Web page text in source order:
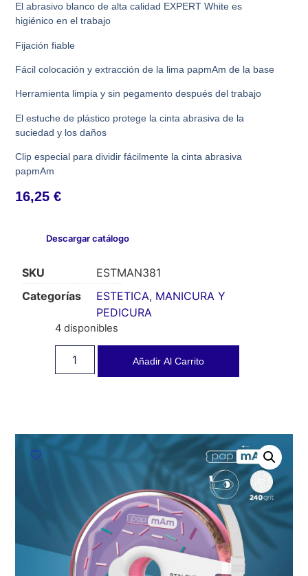
El abrasivo blanco de alta calidad EXPERT White es
higiénico en el trabajo
Fijación fiable
Fácil colocación y extracción de la lima papmAm de la base
Herramienta limpia y sin pegamento después del trabajo
El estuche de plástico protege la cinta abrasiva de la
suciedad y los daños
Clip especial para dividir fácilmente la cinta abrasiva
papmAm
16,25€
Descargar catálogo
SKU
ESTMAN381
Categorías
ESTETICA, MANICURA Y
PEDICURA
4 disponibles
Añadir Al Carrito